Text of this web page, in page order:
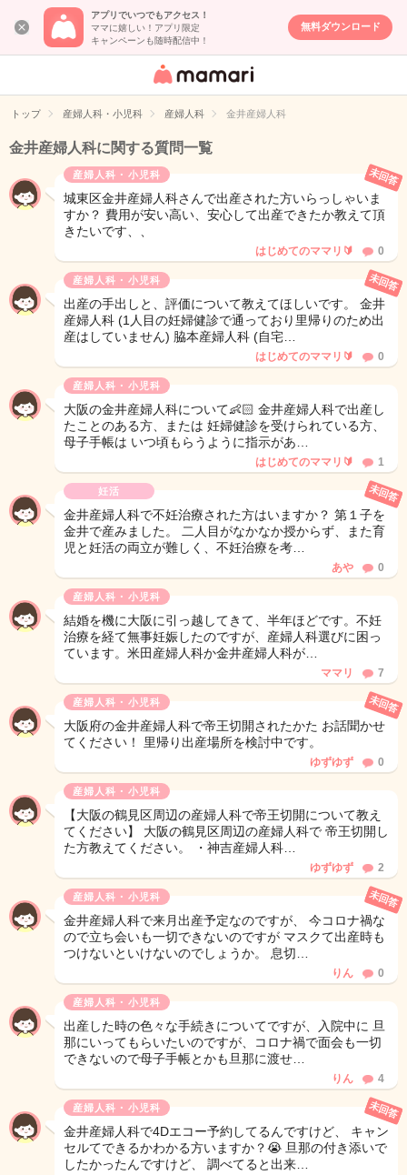
アプリでいつでもアクセス！
ママに嬉しい！アプリ限定
キャンペーンも随時配信中！
無料ダウンロード
女性専用匿名QA
イト
トップ 産婦人科・小児科 産婦人科 金井産婦人科
金井産婦人科に関する質問一覧
産婦人科・小児科
城東区金井産婦人科さんで出産された方いらっしゃいま
すか？ 費用が安い高い、安心して出産できたか教えて頂
きたいです、、
未回答
はじめてのママリ🔰 0
産婦人科・小児科
出産の手出しと、評価について教えてほしいです。 金井
産婦人科 (1人目の妊婦健診で通っており里帰りのため出
産はしていません) 脇本産婦人科 (自宅…
未回答
はじめてのママリ🔰 0
産婦人科・小児科
大阪の金井産婦人科について👶🏻 金井産婦人科で出産し
たことのある方、または 妊婦健診を受けられている方、
母子手帳は いつ頃もらうように指示があ…
はじめてのママリ🔰 1
妊活
金井産婦人科で不妊治療された方はいますか？ 第１子を
金井で産みました。 二人目がなかなか授からず、また育
児と妊活の両立が難しく、不妊治療を考…
未回答
あや 0
産婦人科・小児科
結婚を機に大阪に引っ越してきて、半年ほどです。不妊
治療を経て無事妊娠したのですが、産婦人科選びに困っ
ています。米田産婦人科か金井産婦人科が…
ママリ 7
産婦人科・小児科
大阪府の金井産婦人科で帝王切開されたかた お話聞かせ
てください！ 里帰り出産場所を検討中です。
未回答
ゆずゆず 0
産婦人科・小児科
【大阪の鶴見区周辺の産婦人科で帝王切開について教え
てください】 大阪の鶴見区周辺の産婦人科で 帝王切開し
た方教えてください。 ・神吉産婦人科…
ゆずゆず 2
産婦人科・小児科
金井産婦人科で来月出産予定なのですが、 今コロナ禍な
ので立ち会いも一切できないのですが マスクて出産時も
つけないといけないのでしょうか。 息切…
未回答
りん 0
産婦人科・小児科
出産した時の色々な手続きについてですが、入院中に 旦
那にいってもらいたいのですが、コロナ禍で面会も一切
できないので母子手帳とかも旦那に渡せ…
りん 4
産婦人科・小児科
金井産婦人科で4Dエコー予約してるんですけど、 キャン
セルてできるかわかる方いますか？😭 旦那の付き添いで
したかったんですけど、 調べてると出来…
未回答